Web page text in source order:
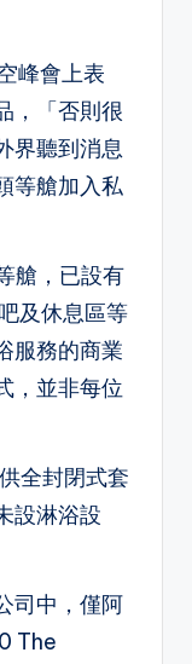
峰會上表
，「否則很
界聽到消息
等艙加入私
艙，已設有
及休息區等
服務的商業
，並非每位
全封閉式套
設淋浴設
司中，僅阿
The